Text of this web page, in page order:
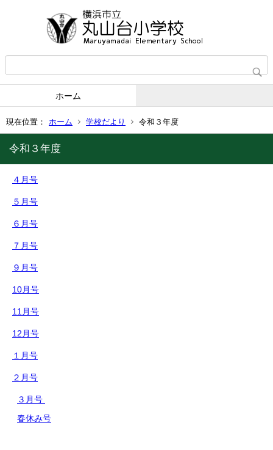
ホーム
現在位置： ホーム 学校だより 令和３年度
令和３年度
４月号
５月号
６月号
７月号
９月号
10月号
11月号
12月号
１月号
２月号
３月号
春休み号